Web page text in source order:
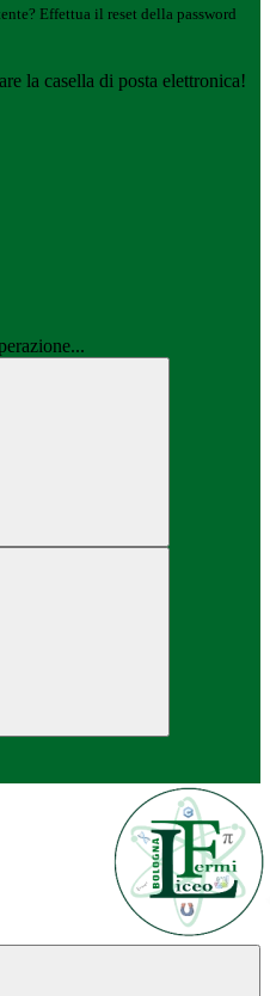
Effettua il reset della password
la casella di posta elettronica!